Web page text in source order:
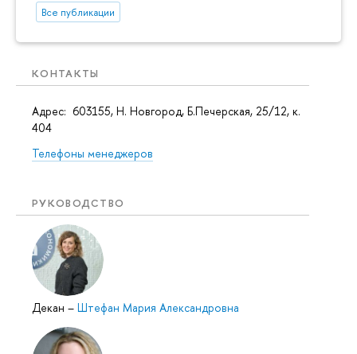
Все публикации
КОНТАКТЫ
Адрес: 603155, Н. Новгород, Б.Печерская, 25/12, к.
404
Телефоны менеджеров
РУКОВОДСТВО
Декан – Штефан Мария Александровна